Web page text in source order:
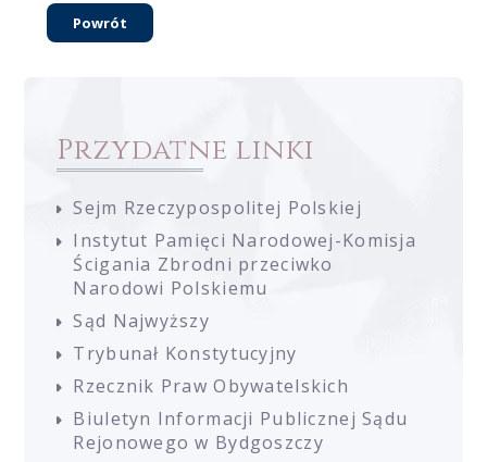
Powrót
Przydatne linki
Sejm Rzeczypospolitej Polskiej
Instytut Pamięci Narodowej-Komisja
Ścigania Zbrodni przeciwko
Narodowi Polskiemu
Sąd Najwyższy
Trybunał Konstytucyjny
Rzecznik Praw Obywatelskich
Biuletyn Informacji Publicznej Sądu
Rejonowego w Bydgoszczy